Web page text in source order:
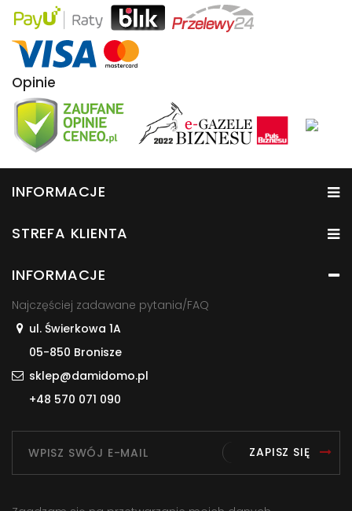
Opinie
INFORMACJE
STREFA KLIENTA
INFORMACJE
Najczęściej zadawane pytania/FAQ
ul. Świerkowa 1A
05-850 Bronisze
sklep@damidomo.pl
+48 570 071 090
ZAPISZ SIĘ